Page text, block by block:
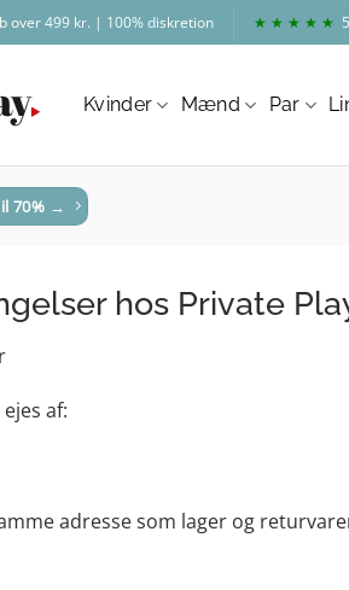
over 499 kr. | 100% diskretion ★ ★ ★ ★ ★
Kvinder Mænd Par
70% →
hos Private
af:
adresse som lager og